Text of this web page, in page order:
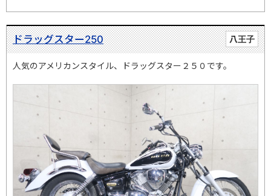
八王子
ドラッグスター250
人気のアメリカンスタイル、ドラッグスター２５０です。